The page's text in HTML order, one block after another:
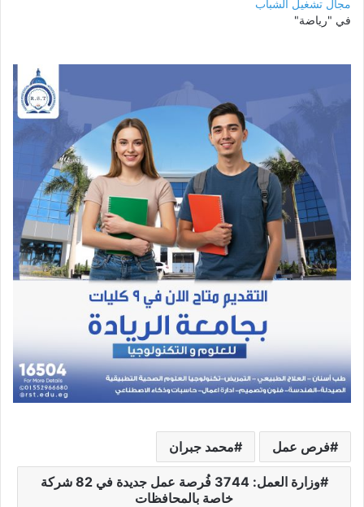
مجال تشغيل الشباب
في "رياضة"
فرص عمل محمد جبران
وزارة العمل: 3744 فُرصة عمل جديدة في 82 شركة
خاصة بالمحافظات